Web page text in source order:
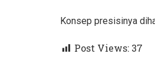
Konsep presisinya
Post Views: 37